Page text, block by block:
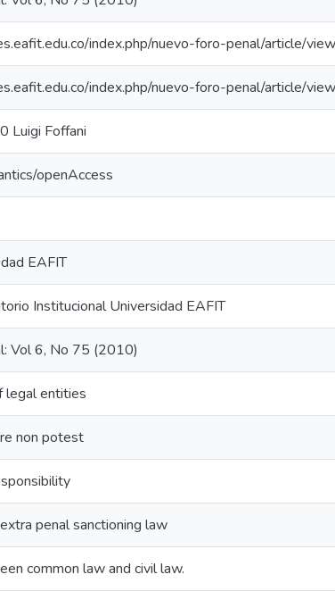
index.php/nuevo-foro-penal/article/
index.php/nuevo-foro-penal/article/
Luigi Foffani
openAccess
EAFIT
Institucional Universidad EAFIT
Vol 6, No 75 (2010)
legal entities
non potest
penal sanctioning law
common law and civil law.